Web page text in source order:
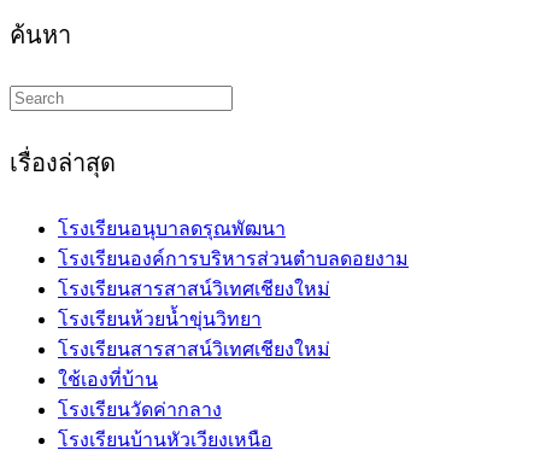
ค้นหา
Search
this
เรื่องล่าสุด
โรงเรียนอนุบาลดรุณพัฒนา
โรงเรียนองค์การบริหารส่วนตำบลดอยงาม
โรงเรียนสารสาสน์วิเทศเชียงใหม่
โรงเรียนห้วยน้ำขุ่นวิทยา
โรงเรียนสารสาสน์วิเทศเชียงใหม่
ใช้เองที่บ้าน
โรงเรียนวัดค่ากลาง
โรงเรียนบ้านหัวเวียงเหนือ